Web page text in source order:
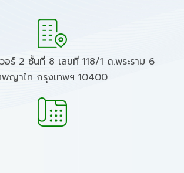
อร์ 2 ชั้นที่ 8 เลขที่ 118/1 ถ.พระราม 6
ญาไท กรุงเทพฯ 10400